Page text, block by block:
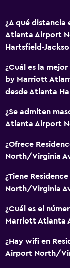
Aseo
Baño privado
Servicios básicos
Wifi gratis
Internet
Calefacción
General
Habitaciones
Chimenea
Zona de estar
Teléfono
¿A qué distancia
Atlanta Airport
Hartsfield-
¿Cuál es la
by Marriott
desde Atlanta
¿Se admiten
Atlanta Airport
¿Ofrece
North/Virginia
¿Tiene
North/Virginia
¿Cuál es el
Marriott Atlanta
¿Hay wifi en
Airport North/